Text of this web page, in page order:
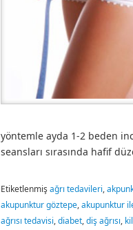
yöntemle ayda 1-2 beden
seansları sırasında hafif
Etiketlenmiş ağrı tedavileri,
akupunktur göztepe,akupunktur
ağrısı tedavisi,diabet,diş ağrısı,